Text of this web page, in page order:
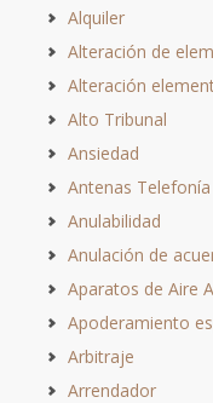
Alquiler
Alteración de
Alteración
Alto Tribunal
Ansiedad
Antenas Telefonía
Anulabilidad
Anulación de
Aparatos de Aire
Apoderamiento
Arbitraje
Arrendador